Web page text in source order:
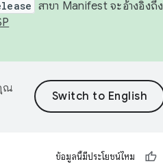
สาขา Manifest จะอ้างอิงถึง
ณ
ข้อมูลนี้มีประโยชน์ไหม